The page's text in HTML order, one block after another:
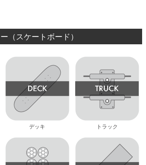
（スケートボード）
デッキ トラック